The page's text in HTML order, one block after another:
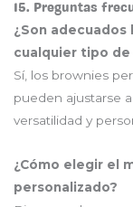
15. Preguntas
¿Son
cualquier tipo de
Sí, los brownies
pueden ajustarse
versatilidad y
¿Cómo elegir el
personalizado?